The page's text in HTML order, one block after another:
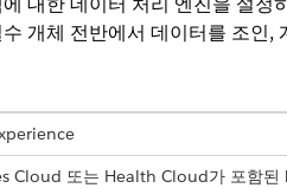
개체 전반에서 데이터를 조인,
Cloud 또는 Health Cloud가 포함된